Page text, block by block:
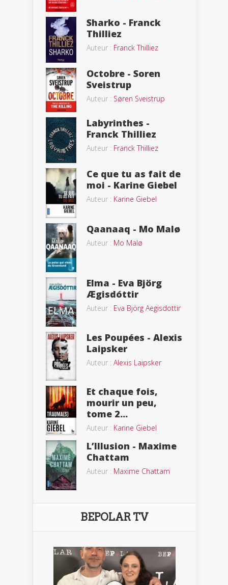
Sharko - Franck
Thilliez
Auteur : Franck Thilliez
Octobre - Soren
Sveistrup
Auteur : Søren Sveistrup
Labyrinthes -
Franck Thilliez
Auteur : Franck Thilliez
Ce que tu as fait de
moi - Karine Giebel
Auteur : Karine Giebel
Qaanaaq - Mo Malø
Auteur : Mo Malø
Elma - Eva Björg
Ægisdóttir
Auteur : Eva Björg Aegisdottir
Les Poupées - Alexis
Laipsker
Auteur : Alexis Laipsker
Et chaque fois,
mourir un peu,
tome 2...
Auteur : Karine Giebel
L’Illusion - Maxime
Chattam
Auteur : Maxime Chattam
BEPOLAR TV